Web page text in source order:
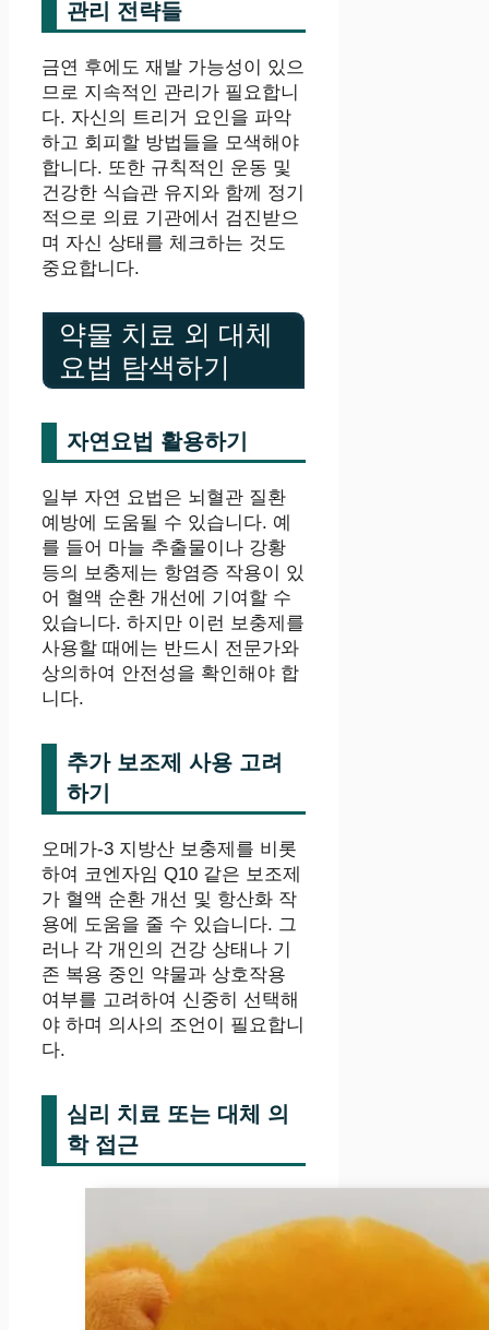
관리 전략들
금연 후에도 재발 가능성이 있으
므로 지속적인 관리가 필요합니
다. 자신의 트리거 요인을 파악
하고 회피할 방법들을 모색해야
합니다. 또한 규칙적인 운동 및
건강한 식습관 유지와 함께 정기
적으로 의료 기관에서 검진받으
며 자신 상태를 체크하는 것도
중요합니다.
약물 치료 외 대체
요법 탐색하기
자연요법 활용하기
일부 자연 요법은 뇌혈관 질환
예방에 도움될 수 있습니다. 예
를 들어 마늘 추출물이나 강황
등의 보충제는 항염증 작용이 있
어 혈액 순환 개선에 기여할 수
있습니다. 하지만 이런 보충제를
사용할 때에는 반드시 전문가와
상의하여 안전성을 확인해야 합
니다.
추가 보조제 사용 고려
하기
오메가-3 지방산 보충제를 비롯
하여 코엔자임 Q10 같은 보조제
가 혈액 순환 개선 및 항산화 작
용에 도움을 줄 수 있습니다. 그
러나 각 개인의 건강 상태나 기
존 복용 중인 약물과 상호작용
여부를 고려하여 신중히 선택해
야 하며 의사의 조언이 필요합니
다.
심리 치료 또는 대체 의
학 접근